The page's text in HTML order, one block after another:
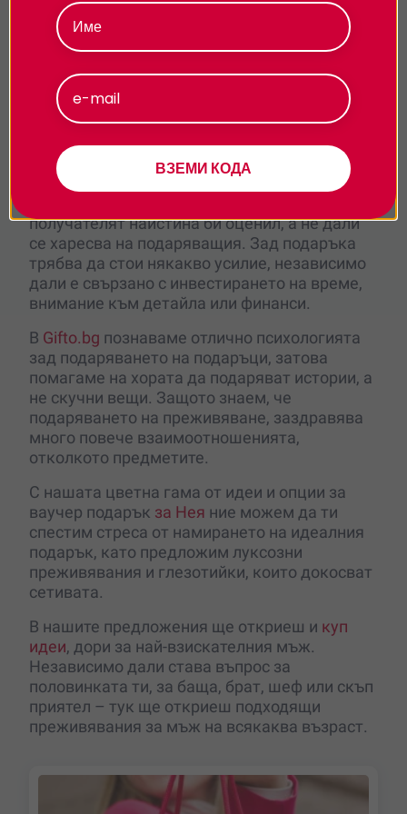
Според психолозите има три правила за
намиране на идеалния подарък:
Уместност
Емпатия
Усилие
Перфектният подарък трябва да е подходящ
за повода и получателя. Той трябва да
показва съпричастност, при която подаръкът
получателят наистина би оценил, а не дали
се харесва на подаряващия. Зад подаръка
трябва да стои някакво усилие, независимо
дали е свързано с инвестирането на време,
внимание към детайла или финанси.
В Gifto.bg познаваме отлично психологията
зад подаряването на подаръци, затова
помагаме на хората да подаряват истории, а
не скучни вещи. Защото знаем, че
подаряването на преживяване, заздравява
много повече взаимоотношенията,
отколкото предметите.
С нашата цветна гама от идеи и опции за
ваучер подарък за Нея ние можем да ти
спестим стреса от намирането на идеалния
подарък, като предложим луксозни
преживявания и глезотийки, които докосват
сетивата.
В нашите предложения ще откриеш и куп
идеи, дори за най-взискателния мъж.
Независимо дали става въпрос за
половинката ти, за баща, брат, шеф или скъп
приятел – тук ще откриеш подходящи
преживявания за мъж на всякаква възраст.
ВЗЕМИ КОДА
поверителност.